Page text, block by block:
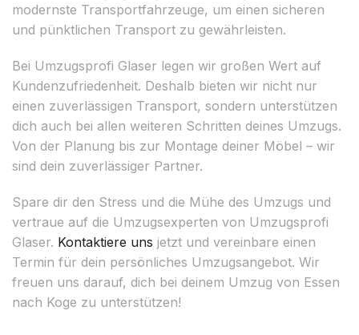
modernste Transportfahrzeuge, um einen sicheren
und pünktlichen Transport zu gewährleisten.
Bei Umzugsprofi Glaser legen wir großen Wert auf
Kundenzufriedenheit. Deshalb bieten wir nicht nur
einen zuverlässigen Transport, sondern unterstützen
dich auch bei allen weiteren Schritten deines Umzugs.
Von der Planung bis zur Montage deiner Möbel – wir
sind dein zuverlässiger Partner.
Spare dir den Stress und die Mühe des Umzugs und
vertraue auf die Umzugsexperten von Umzugsprofi
Glaser. Kontaktiere uns jetzt und vereinbare einen
Termin für dein persönliches Umzugsangebot. Wir
freuen uns darauf, dich bei deinem Umzug von Essen
nach Koge zu unterstützen!